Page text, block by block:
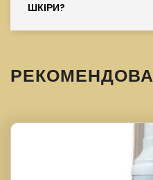
ШКІРИ?